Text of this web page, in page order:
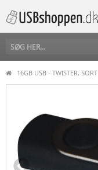
16GB USB - TWISTER, SORT